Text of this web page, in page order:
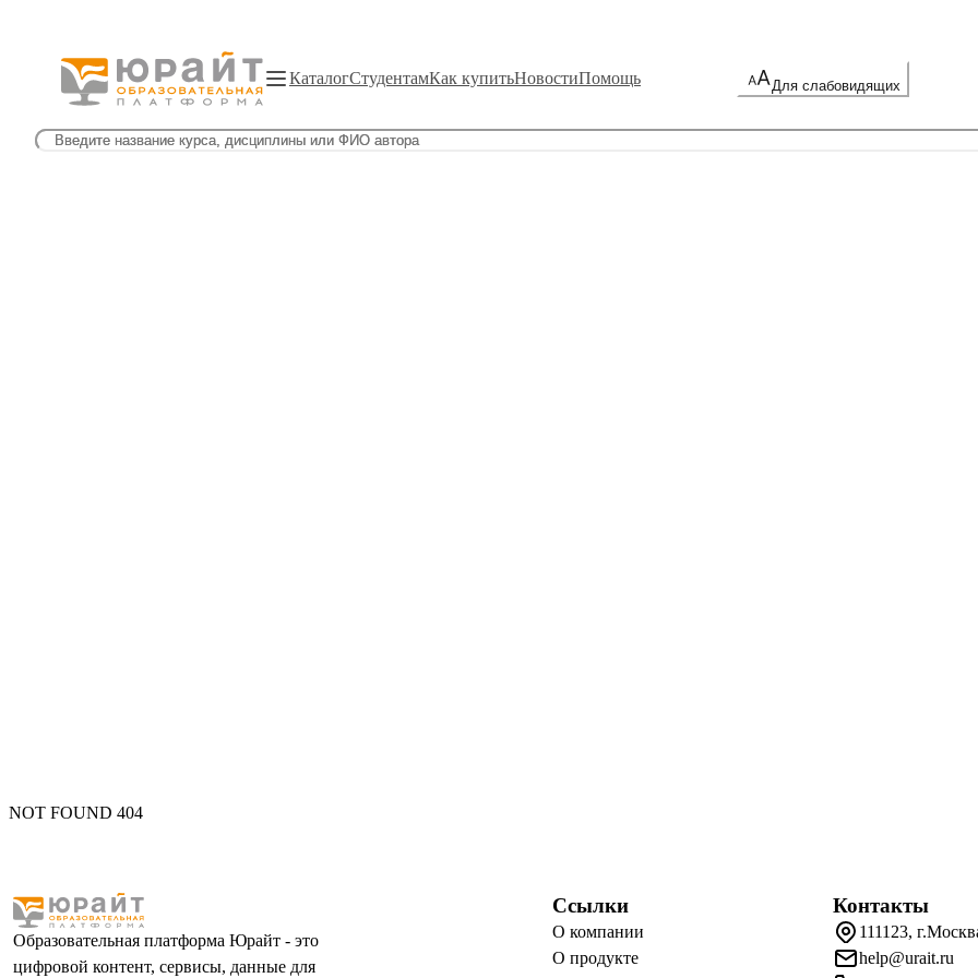
КаталогСтудентамКак купитьНовостиПомощь Для слабовидящих
NOT FOUND 404
Образовательная платформа Юрайт - это
цифровой контент, сервисы, данные для
Ссылки
О компании
О продукте
Контакты
111123,
help@urait.ru